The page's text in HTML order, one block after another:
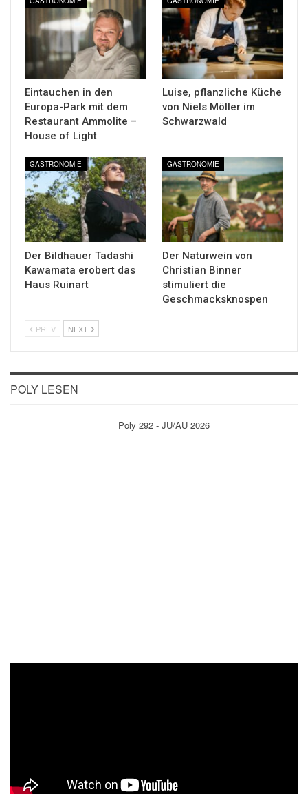
Eintauchen in den
Europa-Park mit dem
Restaurant Ammolite –
House of Light
Luise, pflanzliche Küche
von Niels Möller im
Schwarzwald
GASTRONOMIE
Der Bildhauer Tadashi
Kawamata erobert das
Haus Ruinart
GASTRONOMIE
Der Naturwein von
Christian Binner
stimuliert die
Geschmacksknospen
PREV NEXT
POLY LESEN
Poly 292 - JU/AU 2026